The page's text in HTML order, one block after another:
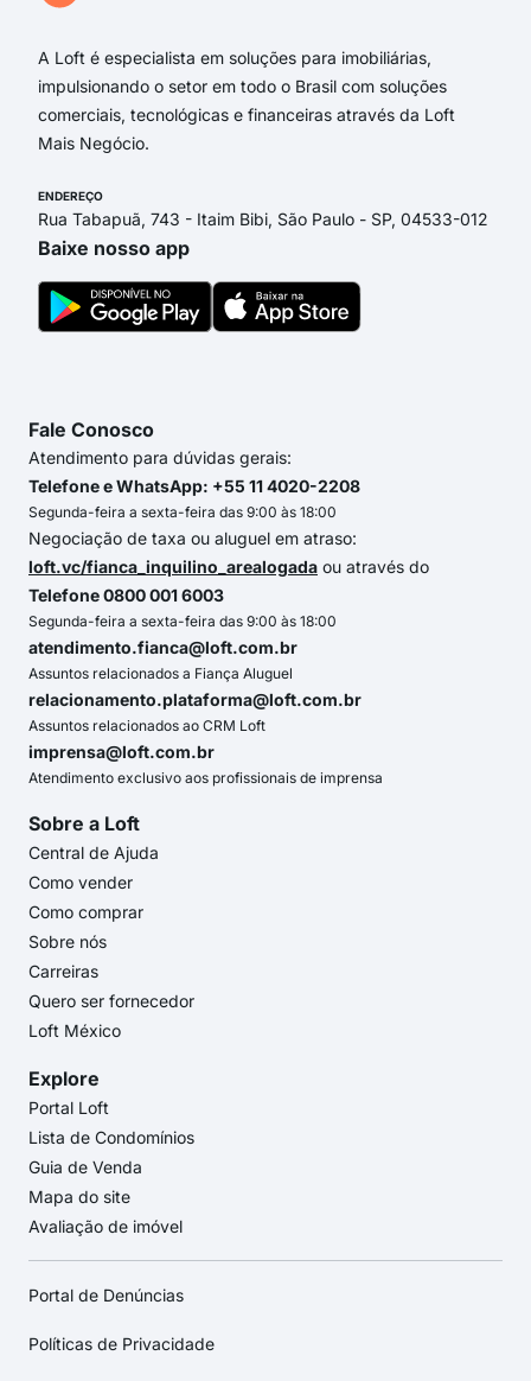
A Loft é especialista em soluções para imobiliárias,
impulsionando o setor em todo o Brasil com soluções
comerciais, tecnológicas e financeiras através da Loft
Mais Negócio.
ENDEREÇO
Rua Tabapuã, 743 - Itaim Bibi, São Paulo - SP, 04533-012
Baixe nosso app
Fale Conosco
Atendimento para dúvidas gerais:
Telefone e WhatsApp: +55 11 4020-2208
Segunda-feira a sexta-feira das 9:00 às 18:00
Negociação de taxa ou aluguel em atraso:
loft.vc/fianca_inquilino_arealogada ou através do
Telefone 0800 001 6003
Segunda-feira a sexta-feira das 9:00 às 18:00
atendimento.fianca@loft.com.br
Assuntos relacionados a Fiança Aluguel
relacionamento.plataforma@loft.com.br
Assuntos relacionados ao CRM Loft
imprensa@loft.com.br
Atendimento exclusivo aos profissionais de imprensa
Sobre a Loft
Central de Ajuda
Como vender
Como comprar
Sobre nós
Carreiras
Quero ser fornecedor
Loft México
Explore
Portal Loft
Lista de Condomínios
Guia de Venda
Mapa do site
Avaliação de imóvel
Portal de Denúncias
Políticas de Privacidade